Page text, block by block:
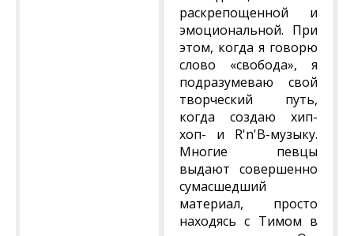
раскрепощенной и
эмоциональной. При
этом, когда я говорю
слово «свобода», я
подразумеваю свой
творческий путь,
когда создаю хип-
хоп- и R'n'B-музыку.
Многие певцы
выдают совершенно
сумасшедший
материал, просто
находясь с Тимом в